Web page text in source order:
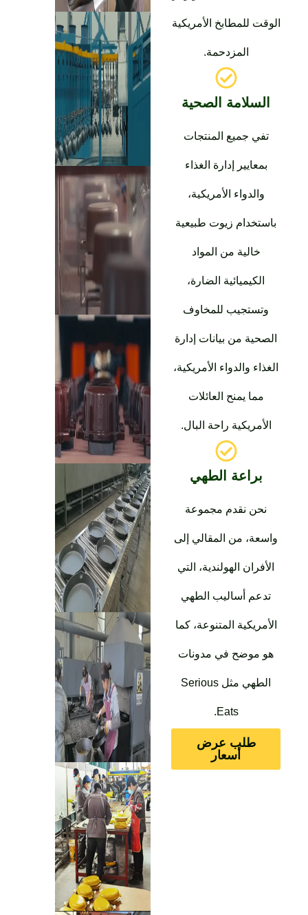
للمطابخ الأمريكية
المزدحمة.
السلامة الصحية
تفي جميع المنتجات
بمعايير إدارة الغذاء
والدواء الأمريكية،
باستخدام زيوت طبيعية
خالية من المواد
الكيميائية الضارة،
وتستجيب للمخاوف
الصحية من بيانات إدارة
والدواء الأمريكية،
مما يمنح العائلات
الأمريكية راحة البال.
براعة الطهي
نحن نقدم مجموعة
واسعة، من المقالي إلى
الأفران الهولندية، التي
تدعم أساليب الطهي
الأمريكية المتنوعة، كما
هو موضح في مدونات
الطهي مثل Serious
طلب عرض